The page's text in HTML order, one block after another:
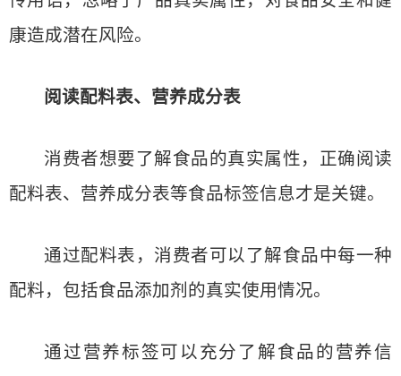
康造成潜在风险。
阅读配料表、营养成分表
消费者想要了解食品的真实属性，正确阅读
配料表、营养成分表等食品标签信息才是关键。
通过配料表，消费者可以了解食品中每一种
配料，包括食品添加剂的真实使用情况。
通过营养标签可以充分了解食品的营养信